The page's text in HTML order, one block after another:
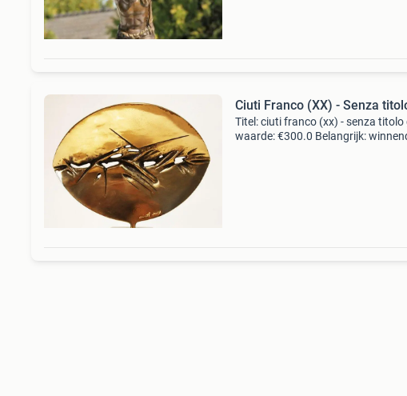
Ciuti Franco (XX) - Senza
Titel: ciuti franco (xx) - senza
waarde: €300.0 Belangrijk: